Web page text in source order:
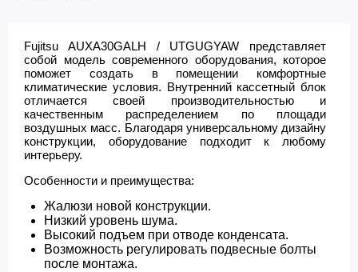
Fujitsu AUXA30GALH / UTGUGYAW представляет
собой модель современного оборудования, которое
поможет создать в помещении комфортные
климатические условия. Внутренний кассетный блок
отличается своей производительностью и
качественным распределением по площади
воздушных масс. Благодаря универсальному дизайну
конструкции, оборудование подходит к любому
интерьеру.
Особенности и преимущества:
Жалюзи новой конструкции.
Низкий уровень шума.
Высокий подъем при отводе конденсата.
Возможность регулировать подвесные болты
после монтажа.